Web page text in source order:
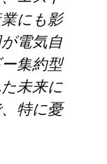
にも影
電気自
集約型
未来に
特に憂